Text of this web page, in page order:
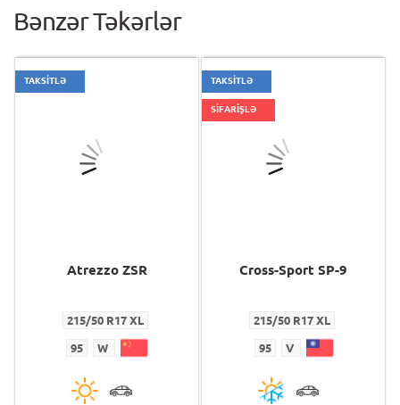
Bənzər Təkərlər
TAKSİTLƏ
Atrezzo ZSR
215/50 R17 XL
95 W
TAKSİTLƏ
SİFARİŞLƏ
Cross-Sport SP-9
215/50 R17 XL
95 V